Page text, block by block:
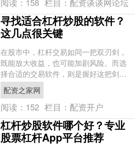
阅读： 158 栏目： 配资谈谈网论坛
寻找适合杠杆炒股的软件？
这几点很关键
在股市中，杠杆交易如同一把双刃剑，
既能放大收益，也可能加剧风险。而选
择合适的交易软件，则是握好这把剑的
第一步。面对市场上琳琅满目的杠杆炒
股平台，投资者该如何甄别....
配资之家网
阅读： 152 栏目： 配资开户
杠杆炒股软件哪个好？专业
股票杠杆App平台推荐